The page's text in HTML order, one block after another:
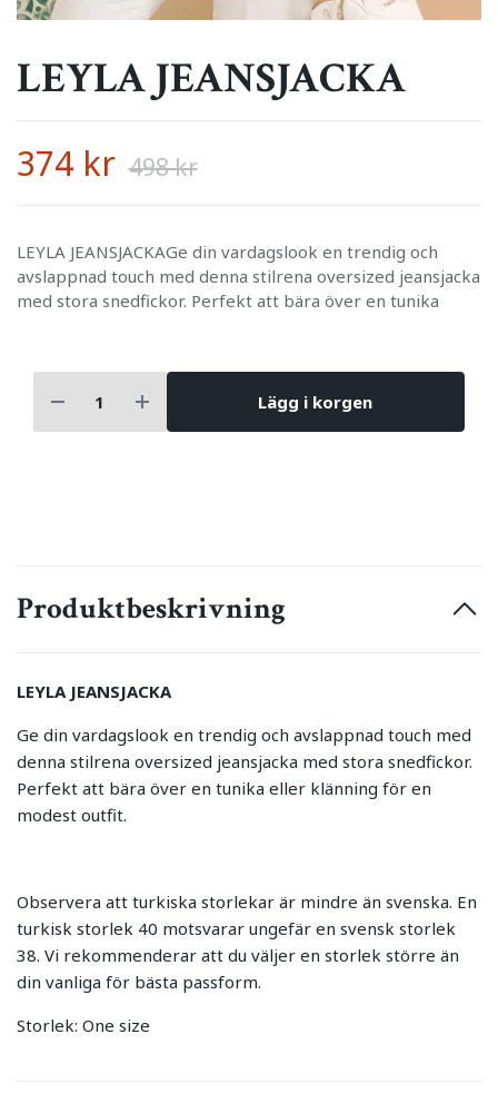
LEYLA JEANSJACKA
374 kr 498 kr
LEYLA JEANSJACKAGe din vardagslook en trendig och
avslappnad touch med denna stilrena oversized jeansjacka
med stora snedfickor. Perfekt att bära över en tunika
Lägg i korgen
Produktbeskrivning
LEYLA JEANSJACKA
Ge din vardagslook en trendig och avslappnad touch med
denna stilrena oversized jeansjacka med stora snedfickor.
Perfekt att bära över en tunika eller klänning för en
modest outfit.
Observera att turkiska storlekar är mindre än svenska. En
turkisk storlek 40 motsvarar ungefär en svensk storlek
38. Vi rekommenderar att du väljer en storlek större än
din vanliga för bästa passform.
Storlek: One size